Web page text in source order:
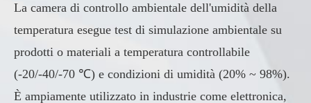
La camera di controllo ambientale dell'umidità della
temperatura esegue test di simulazione ambientale su
prodotti o materiali a temperatura controllabile
(-20/-40/-70 ℃) e condizioni di umidità (20% ~ 98%).
È ampiamente utilizzato in industrie come elettronica,